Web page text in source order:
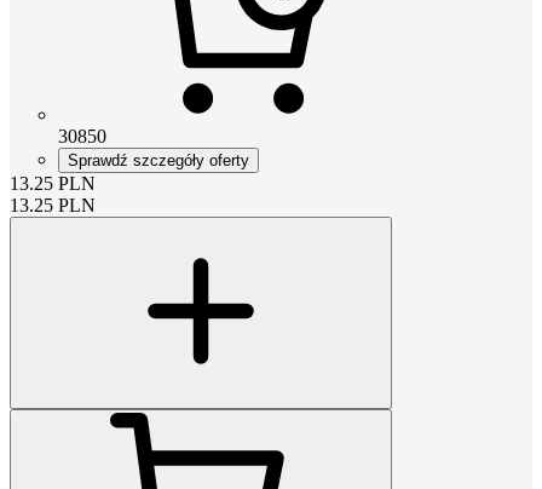
30850
Sprawdź szczegóły oferty
13.25 PLN
13.25 PLN